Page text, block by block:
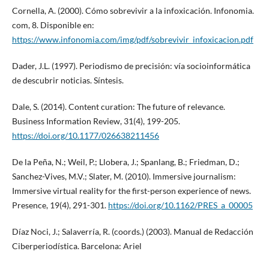
Cornella, A. (2000). Cómo sobrevivir a la infoxicación. Infonomia.
com, 8. Disponible en:
https://www.infonomia.com/img/pdf/sobrevivir_infoxicacion.pdf
Dader, J.L. (1997). Periodismo de precisión: vía socioinformática
de descubrir noticias. Síntesis.
Dale, S. (2014). Content curation: The future of relevance.
Business Information Review, 31(4), 199-205.
https://doi.org/10.1177/026638211456
De la Peña, N.; Weil, P.; Llobera, J.; Spanlang, B.; Friedman, D.;
Sanchez-Vives, M.V.; Slater, M. (2010). Immersive journalism:
Immersive virtual reality for the first-person experience of news.
Presence, 19(4), 291-301. https://doi.org/10.1162/PRES_a_00005
Díaz Noci, J.; Salaverría, R. (coords.) (2003). Manual de Redacción
Ciberperiodística. Barcelona: Ariel